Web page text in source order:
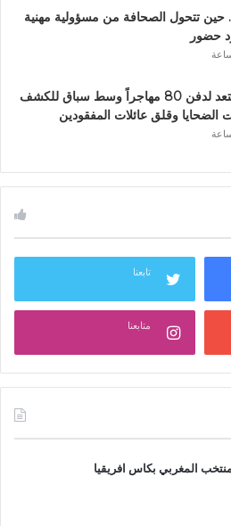
تتحول الصحافة من مسؤولية مهنية
حضور
سبتة تستعد لدفن 80 مهاجراً وسط سباق للكشف
الضحايا وقلق عائلات المفقودين
تابعنا
متابعنا
المغربي بكاس افريقيا